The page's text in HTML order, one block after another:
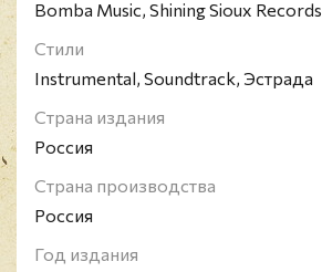
Bomba Music, Shining Sioux Records
Стили
Instrumental, Soundtrack, Эстрада
Страна издания
Россия
Страна производства
Россия
Год издания